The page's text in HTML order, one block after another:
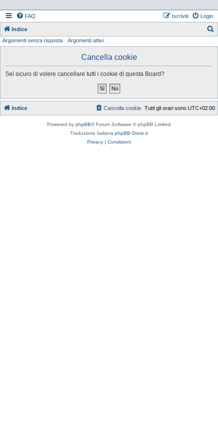
FAQ Login
Iscriviti
Indice
Argomenti senza risposta Argomenti attivi
Cancella cookie
Sei sicuro di volere cancellare tutti i cookie di questa Board?
Indice Tutti gli orari sono UTC+02:00
Cancella cookie
Powered by phpBB® Forum Software © phpBB Limited
Traduzione Italiana phpBB-Store.it
Privacy | Condizioni